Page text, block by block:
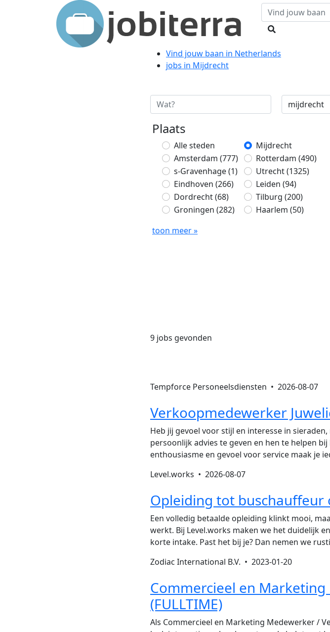
Vind jouw baan in Netherlands
jobs in Mijdrecht
Plaats
Alle steden
Mijdrecht
Amsterdam (777) Rotterdam (490)
s-Gravenhage(1) Utrecht(1325)
Eindhoven (266) Leiden (94)
Dordrecht(68) Tilburg (200)
Groningen (282) Haarlem (50)
toon meer »
9 jobs gevonden
Tempforce Personeelsdiensten • 2026-08-07
Verkoopmedewerker
Heb jij gevoel voor stijl en interesse in
persoonlijk advies te geven en hen te helpen
enthousiasme en gevoel voor service maak je
Level.works • 2026-08-07
Opleiding tot
Een volledig betaalde opleiding klinkt mooi,
werkt. Bij Level.works maken we het duidelijk
korte intake. Past het bij je? Dan nemen we
Zodiac International B.V. • 2023-01-20
Commercieel en
(FULLTIME)
Als Commercieel en Marketing Medewerker /